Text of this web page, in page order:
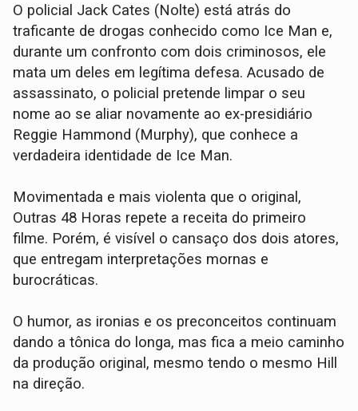
O policial Jack Cates (Nolte) está atrás do
traficante de drogas conhecido como Ice Man e,
durante um confronto com dois criminosos, ele
mata um deles em legítima defesa. Acusado de
assassinato, o policial pretende limpar o seu
nome ao se aliar novamente ao ex-presidiário
Reggie Hammond (Murphy), que conhece a
verdadeira identidade de Ice Man.
Movimentada e mais violenta que o original,
Outras 48 Horas repete a receita do primeiro
filme. Porém, é visível o cansaço dos dois atores,
que entregam interpretações mornas e
burocráticas.
O humor, as ironias e os preconceitos continuam
dando a tônica do longa, mas fica a meio caminho
da produção original, mesmo tendo o mesmo Hill
na direção.